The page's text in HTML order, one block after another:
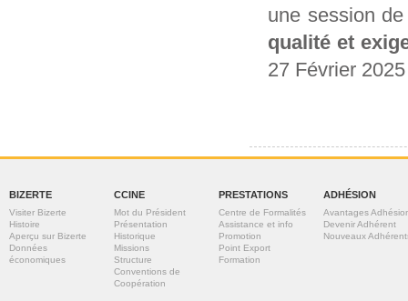
une session
qualité et
27 Février
BIZERTE
Visiter Bizerte
Histoire
Aperçu sur Bizerte
Données
économiques
CCINE
Mot du Président
Présentation
Historique
Missions
Structure
Conventions de
Coopération
PRESTATIONS
Centre de Formalités
Assistance et info
Promotion
Point Export
Formation
ADHÉSION
Avantages
Devenir Adhérent
Nouveaux